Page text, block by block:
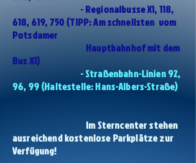
- Regionalbusse X1, 118,
618, 619, 750 (TIPP: Am schnellsten vom
Potsdamer
Hauptbahnhof mit dem
Bus X1)
- Straßenbahn-Linien 92,
96, 99 (Haltestelle: Hans-Albers-Straße)
Im Sterncenter stehen
ausreichend kostenlose Parkplätze zur
Verfügung!